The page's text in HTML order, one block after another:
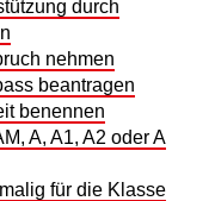
durch
nehmen
beantragen
benennen
A, A1, A2 oder A
für die Klasse